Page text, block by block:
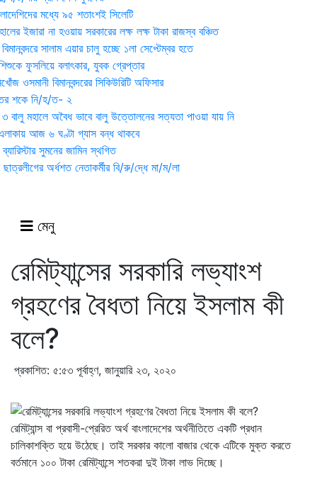
মধ্যে ৯৫ শতাংশই সিলেটি
ইজারা না হওয়ায় সরকারের লক্ষ লক্ষ টাকা রাজস্ব বঞ্চিত
সালাম এয়ার চালু হচ্ছে ১লা সেপ্টেম্বর হতে
ফুসলিয়ে বলাৎকার, যুবক গ্রেপ্তার
ওসমানী বিমানবন্দরের সিকিউরিটি অফিসার
শকে নি/হ/ত- ২
বালু মহালে অবৈধ ভাবে বালু উত্তোলনের সত্যতা পাওয়া যায় নি
আজ ৬ ঘণ্টা গ্যাস বন্ধ থাকবে
সুমনের জামিন স্থগিত
ছাত্রলীগের অর্ধশত নেতাকর্মীর বি/রু/দ্ধে মা/ম/লা
মেনু
রেমিট্যান্সের সরকারি লভ্যাংশ
গ্রহণের বৈধতা নিয়ে ইসলাম কী
বলে?
প্রকাশিত: ৫:৫৩ পূর্বাহ্ণ, জানুয়ারি ২৩, ২০২০
রেমিট্যান্স বা প্রবাসী-প্রেরিত অর্থ বাংলাদেশের অর্থনীতিতে একটি প্রধান
চালিকাশক্তি হয়ে উঠেছে। তাই সরকার কালো বাজার থেকে এটিকে মুক্ত করতে
বর্তমানে ১০০ টাকা রেমিট্যান্সে শতকরা দুই টাকা লাভ দিচ্ছে।